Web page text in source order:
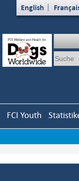
English
FCI Youth